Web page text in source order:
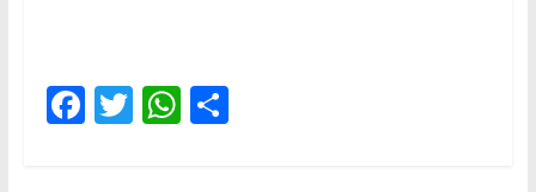
F T W S